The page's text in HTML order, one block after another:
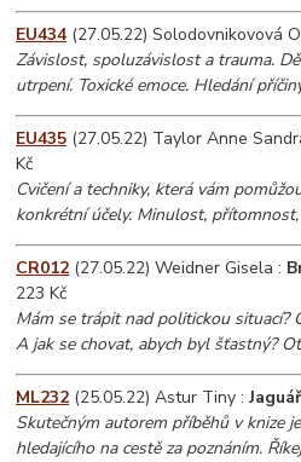
EU434 (27.05.22) Solodovnikovová
Závislost, spoluzávislost a trauma.
utrpení. Toxické emoce. Hledání
EU435 (27.05.22) Taylor Anne
Kč
Cvičení a techniky, která vám
konkrétní účely. Minulost,
CR012 (27.05.22) Weidner Gisela :
223 Kč
Mám se trápit nad politickou situací?
A jak se chovat, abych byl šťastný?
ML232 (25.05.22) Astur Tiny :
Skutečným autorem příběhů v knize
hledajícího na cestě za poznáním.